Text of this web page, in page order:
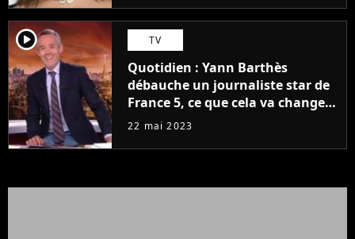
player2 TV
Quotidien : Yann Barthès
débauche un journaliste star de
France 5, ce que cela va changer
à la rentrée
22 mai 2023